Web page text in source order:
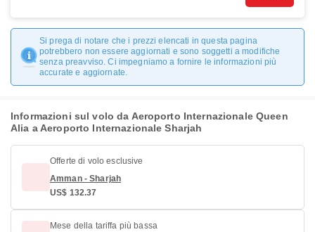
Si prega di notare che i prezzi elencati in questa pagina
potrebbero non essere aggiornati e sono soggetti a modifiche
senza preavviso. Ci impegniamo a fornire le informazioni più
accurate e aggiornate.
Informazioni sul volo da Aeroporto Internazionale Queen
Alia a Aeroporto Internazionale Sharjah
Offerte di volo esclusive
Amman - Sharjah
US$ 132.37
Mese della tariffa più bassa